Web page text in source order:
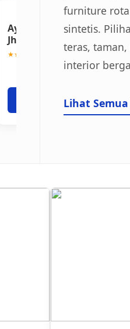
furniture
sintetis.
teras,
interior
Lihat
Ayunan Gantung Rotan
Jhafrase
★★★★★ (4.8)
Tanya Harga